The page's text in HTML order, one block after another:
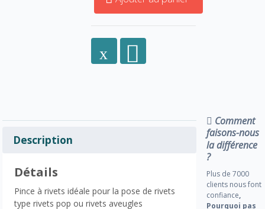
Description
Détails
Pince à rivets idéale pour la pose de rivets
type rivets pop ou rivets aveugles
Comment
faisons-nous
la différence
?
Plus de 7000
clients nous font
confiance,
Pourquoi pas